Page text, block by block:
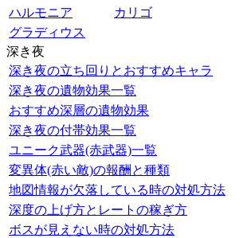
ハルモニア
カリゴ
グラディウス
深き夜
深き夜の立ち回りとおすすめキャラ
深き夜の遺物効果一覧
おすすめ深層の遺物効果
深き夜の付帯効果一覧
ユニーク武器(赤武器)一覧
変異体(赤い敵)の報酬と種類
地図情報が欠落している時の対処方法
深度の上げ方とレートの稼ぎ方
ボスが見えない時の対処方法